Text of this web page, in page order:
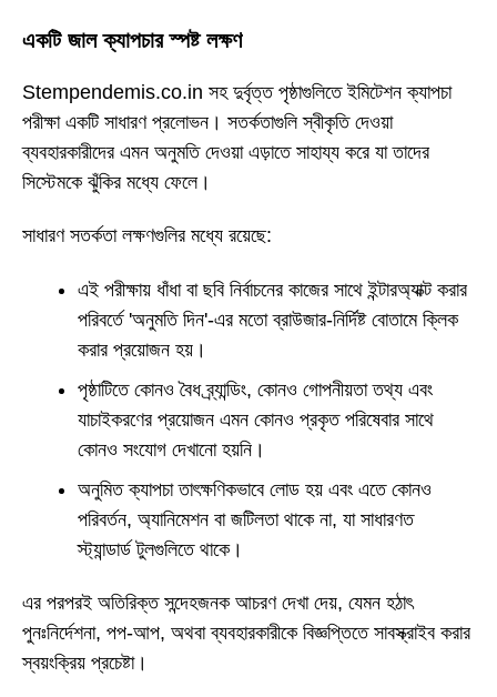
একটি জাল ক্যাপচার স্পষ্ট লক্ষণ
Stempendemis.co.in সহ দুর্বৃত্ত পৃষ্ঠাগুলিতে ইমিটেশন ক্যাপচা
পরীক্ষা একটি সাধারণ প্রলোভন। সতর্কতাগুলি স্বীকৃতি দেওয়া
ব্যবহারকারীদের এমন অনুমতি দেওয়া এড়াতে সাহায্য করে যা তাদের
সিস্টেমকে ঝুঁকির মধ্যে ফেলে।
সাধারণ সতর্কতা লক্ষণগুলির মধ্যে রয়েছে:
এই পরীক্ষায় ধাঁধা বা ছবি নির্বাচনের কাজের সাথে ইন্টারঅ্যাক্ট করার
পরিবর্তে 'অনুমতি দিন'-এর মতো ব্রাউজার-নির্দিষ্ট বোতামে ক্লিক
করার প্রয়োজন হয়।
পৃষ্ঠাটিতে কোনও বৈধ ব্র্যান্ডিং, কোনও গোপনীয়তা তথ্য এবং
যাচাইকরণের প্রয়োজন এমন কোনও প্রকৃত পরিষেবার সাথে
কোনও সংযোগ দেখানো হয়নি।
অনুমিত ক্যাপচা তাৎক্ষণিকভাবে লোড হয় এবং এতে কোনও
পরিবর্তন, অ্যানিমেশন বা জটিলতা থাকে না, যা সাধারণত
স্ট্যান্ডার্ড টুলগুলিতে থাকে।
এর পরপরই অতিরিক্ত সন্দেহজনক আচরণ দেখা দেয়, যেমন হঠাৎ
পুনঃনির্দেশনা, পপ-আপ, অথবা ব্যবহারকারীকে বিজ্ঞপ্তিতে সাবস্ক্রাইব করার
স্বয়ংক্রিয় প্রচেষ্টা।